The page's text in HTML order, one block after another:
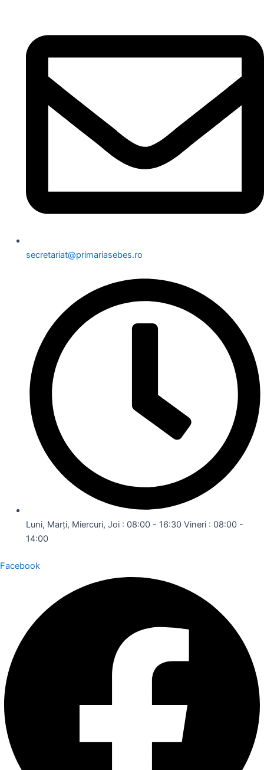
secretariat@primariasebes.ro
Luni, Marți, Miercuri, Joi : 08:00 - 16:30 Vineri : 08:00 -
14:00
Facebook